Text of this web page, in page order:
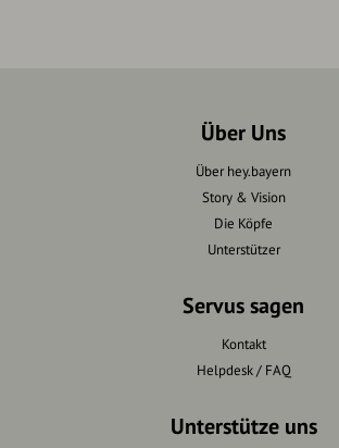
Über Uns
Über hey.bayern
Story & Vision
Die Köpfe
Unterstützer
Servus sagen
Kontakt
Helpdesk / FAQ
Unterstütze uns